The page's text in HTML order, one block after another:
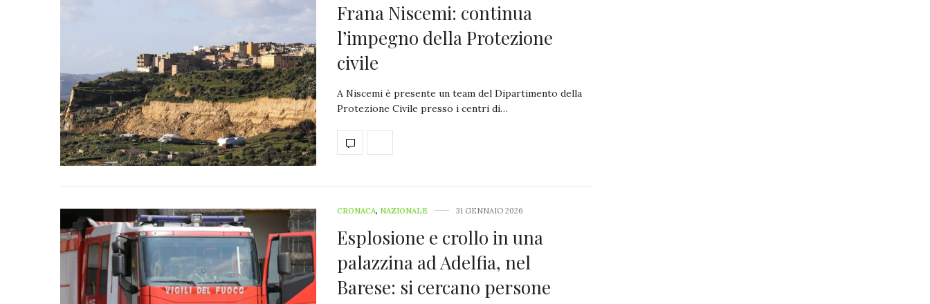
Frana Niscemi: continua
l’impegno della Protezione
civile
A Niscemi è presente un team del Dipartimento della
Protezione Civile presso i centri di…
CRONACA, NAZIONALE 31 GENNAIO 2026
Esplosione e crollo in una
palazzina ad Adelfia, nel
Barese: si cercano persone